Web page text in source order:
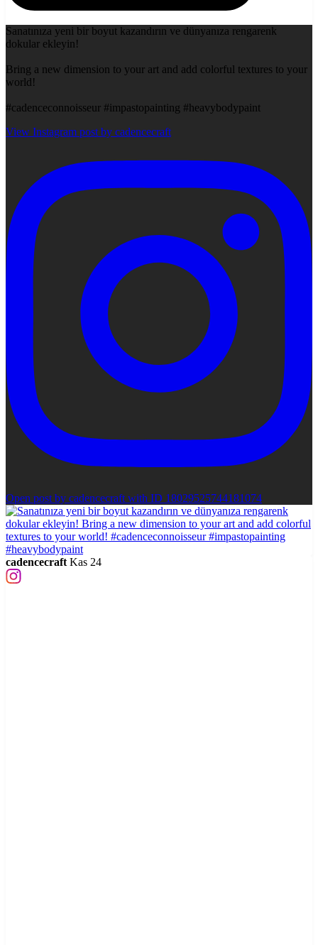
Sanatınıza yeni bir boyut kazandırın ve dünyanıza rengarenk
dokular ekleyin!
Bring a new dimension to your art and add colorful textures to your
world!
#cadenceconnoisseur #impastopainting #heavybodypaint
View Instagram post by cadencecraft
Open post by cadencecraft with ID 18029525744181074
cadencecraft Kas 24